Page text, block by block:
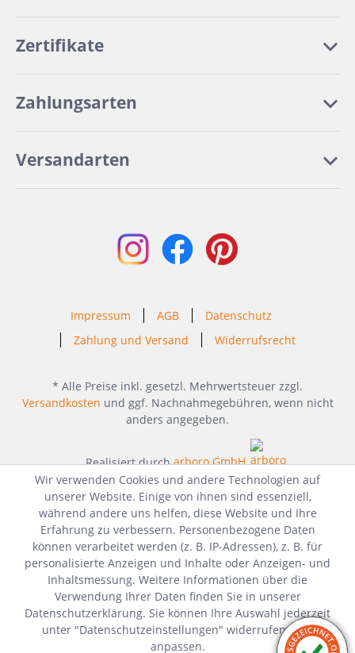
Zertifikate
Zahlungsarten
Versandarten
Impressum AGB
Datenschutz
Zahlung und Versand
Widerrufsrecht
* Alle Preise inkl. gesetzl. Mehrwertsteuer zzgl.
Versandkosten und ggf. Nachnahmegebühren, wenn nicht
anders angegeben.
Realisiert durcharboro GmbH
Wir verwenden Cookies und andere Technologien auf
unserer Website. Einige von ihnen sind essenziell,
während andere uns helfen, diese Website und Ihre
Erfahrung zu verbessern. Personenbezogene Daten
können verarbeitet werden (z. B. IP-Adressen), z. B. für
personalisierte Anzeigen und Inhalte oder Anzeigen- und
Inhaltsmessung. Weitere Informationen über die
Verwendung Ihrer Daten finden Sie in unserer
Datenschutzerklärung. Sie können Ihre Auswahl jederzeit
unter "Datenschutzeinstellungen" widerrufen oder
anpassen.